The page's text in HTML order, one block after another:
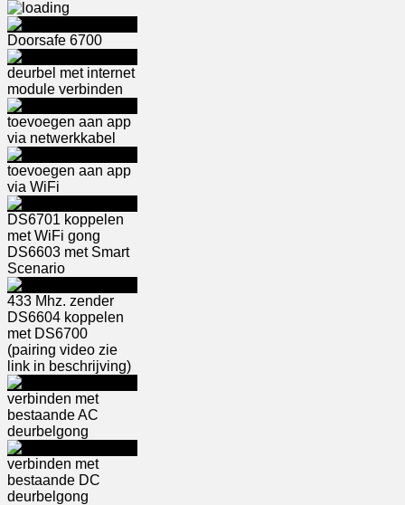
Doorsafe 6700
deurbel met internet
module verbinden
toevoegen aan app
via netwerkkabel
toevoegen aan app
via WiFi
DS6701 koppelen
met WiFi gong
DS6603 met Smart
Scenario
433 Mhz. zender
DS6604 koppelen
met DS6700
(pairing video zie
link in beschrijving)
verbinden met
bestaande AC
deurbelgong
verbinden met
bestaande DC
deurbelgong